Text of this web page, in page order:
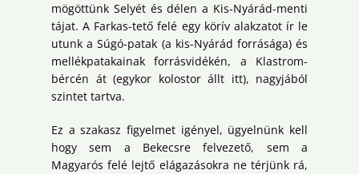
mögöttünk Selyét és délen a Kis-Nyárád-menti
tájat. A Farkas-tető felé egy körív alakzatot ír le
utunk a Súgó-patak (a kis-Nyárád forrásága) és
mellékpatakainak forrásvidékén, a Klastrom-
bércén át (egykor kolostor állt itt), nagyjából
szintet tartva.
Ez a szakasz figyelmet igényel, ügyelnünk kell
hogy sem a Bekecsre felvezető, sem a
Magyarós felé lejtő elágazásokra ne térjünk rá,